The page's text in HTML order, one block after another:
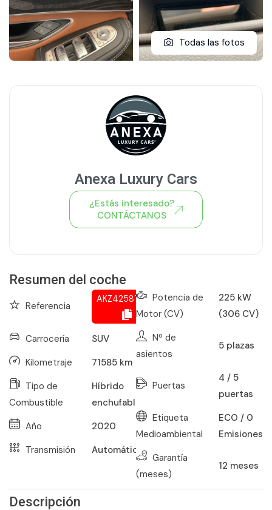
Todas las fotos
Resumen del coche
Referencia
AKZ425872102
Carrocería
SUV
Kilometraje
71585 km
Tipo de
Combustible
Híbrido
enchufable
Año
2020
Transmisión
Automático
Potencia de
Motor (CV)
225 kW
(306 CV)
Nº de
asientos
5 plazas
Puertas
4 / 5
puertas
Etiqueta
Medioambiental
ECO / 0
Emisiones
Garantía
(meses)
12 meses
Descripción
Anexa Luxury Cars
¿Estás interesado?
CONTÁCTANOS